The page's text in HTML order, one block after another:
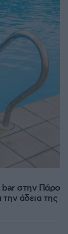
στην Πάρο
άδεια της